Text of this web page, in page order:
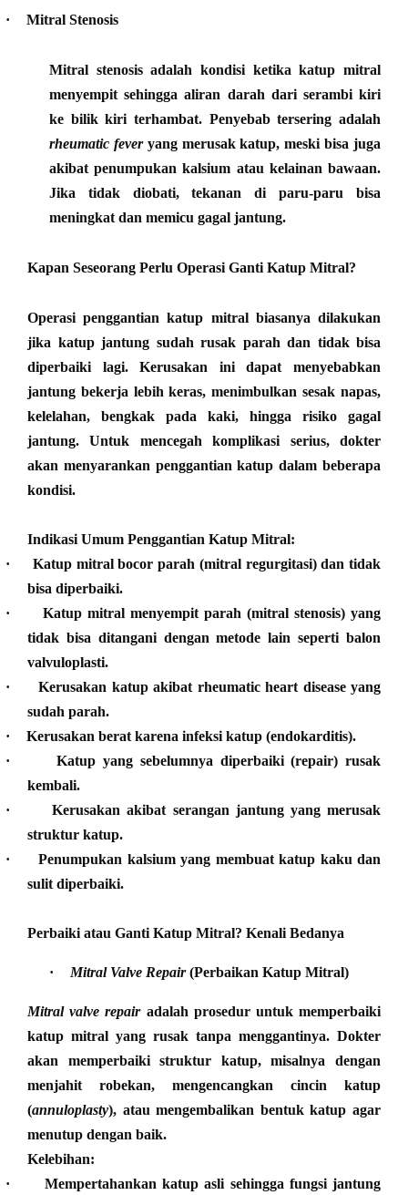
· Mitral Stenosis
Mitral stenosis adalah kondisi ketika katup mitral
menyempit sehingga aliran darah dari serambi kiri
ke bilik kiri terhambat. Penyebab tersering adalah
rheumatic feveryang merusak katup, meski bisa juga
akibat penumpukan kalsium atau kelainan bawaan.
Jika tidak diobati, tekanan di paru-paru bisa
meningkat dan memicu gagal jantung.
Kapan Seseorang Perlu Operasi Ganti Katup Mitral?
Operasi penggantian katup mitral biasanya dilakukan
jika katup jantung sudah rusak parah dan tidak bisa
diperbaiki lagi. Kerusakan ini dapat menyebabkan
jantung bekerja lebih keras, menimbulkan sesak napas,
kelelahan, bengkak pada kaki, hingga risiko gagal
jantung. Untuk mencegah komplikasi serius, dokter
akan menyarankan penggantian katup dalam beberapa
kondisi.
Indikasi Umum Penggantian Katup Mitral:
·
Katup mitral bocor parah (mitral regurgitasi) dan tidak
bisa diperbaiki.
·
Katup mitral menyempit parah (mitral stenosis) yang
tidak bisa ditangani dengan metode lain seperti balon
valvuloplasti.
·
Kerusakan katup akibat rheumatic heart disease yang
sudah parah.
·
Kerusakan berat karena infeksi katup (endokarditis).
·
Katup yang sebelumnya diperbaiki (repair) rusak
kembali.
·
Kerusakan akibat serangan jantung yang merusak
struktur katup.
·
Penumpukan kalsium yang membuat katup kaku dan
sulit diperbaiki.
Perbaiki atau Ganti Katup Mitral? Kenali Bedanya
· Mitral Valve Repair(Perbaikan Katup Mitral)
Mitral valve repairadalah prosedur untuk memperbaiki
katup mitral yang rusak tanpa menggantinya. Dokter
akan memperbaiki struktur katup, misalnya dengan
menjahit robekan, mengencangkan cincin katup
(annuloplasty), atau mengembalikan bentuk katup agar
menutup dengan baik.
Kelebihan:
·
Mempertahankan katup asli sehingga fungsi jantung